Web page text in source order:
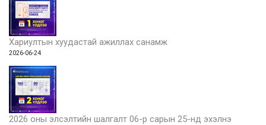
Хариултын хуудастай ажиллах санамж
2026-06-24
2026 оны элсэлтийн шалгалт 06-р сарын 25-нд эхэлнэ